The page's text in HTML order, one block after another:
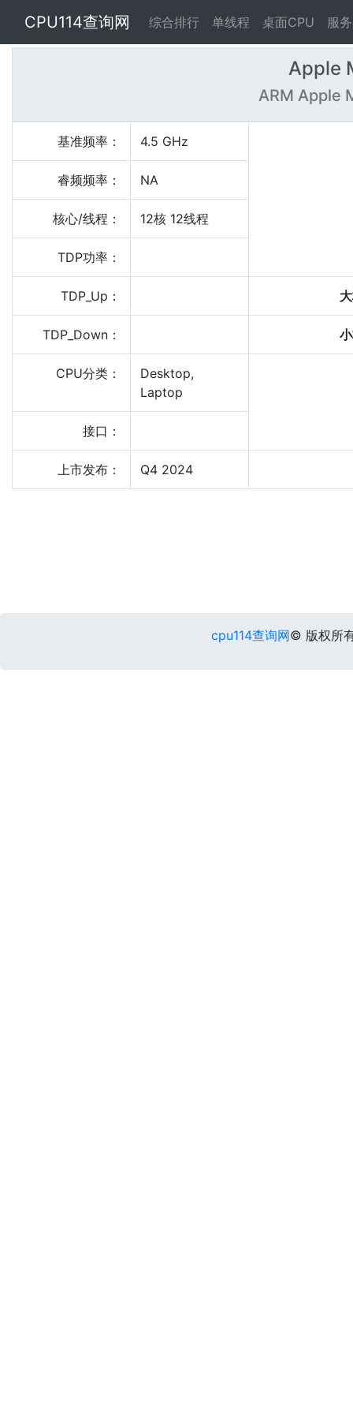
CPU114查询网 综合排行 单线程 桌面CPU 服
Apple
ARM Apple
基准频率： 4.5 GHz
睿频频率： NA
核心/线程： 12核 12线程
TDP功率：
TDP_Up：
TDP_Down：
CPU分类：
Desktop,
Laptop
接口：
上市发布： Q4 2024
cpu114查询网© 版权所